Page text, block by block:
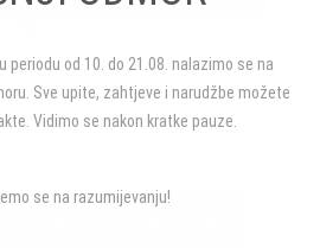
periodu od 10. do 21.08. nalazimo se na
Sve upite, zahtjeve i narudžbe možete
Vidimo se nakon kratke pauze.
se na razumijevanju!